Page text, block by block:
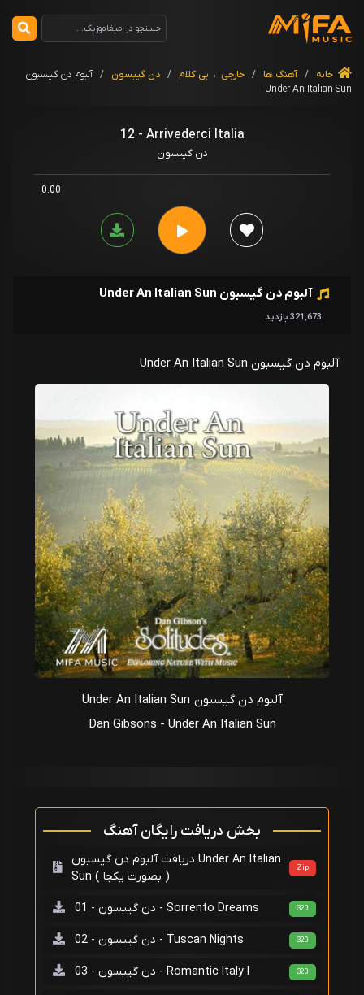
خانه / آهنگ ها / خارجی ، بی کلام / دن گیبسون / آلبوم دن گیسبون
Under An Italian Sun
12 - Arrivederci Italia
دن گیبسون
0:00
آلبوم دن گیسبون Under An Italian Sun
321,673 بازدید
آلبوم دن گیسبون Under An Italian Sun
آلبوم دن گیسبون Under An Italian Sun
Dan Gibsons - Under An Italian Sun
بخش دریافت رایگان آهنگ
دریافت آلبوم دن گیسبون Under An Italian
Sun ( بصورت یکجا )
Zip
دن گیبسون - 01 - Sorrento Dreams 320
دن گیبسون - 02 - Tuscan Nights 320
دن گیبسون - 03 - Romantic Italy I 320